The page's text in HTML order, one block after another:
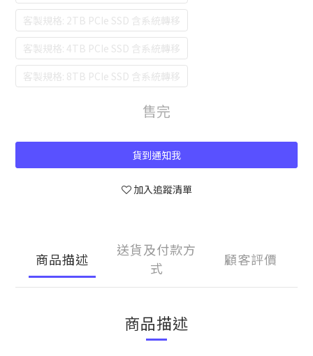
客製規格: 2TB PCIe SSD 含系統轉移
客製規格: 4TB PCIe SSD 含系統轉移
客製規格: 8TB PCIe SSD 含系統轉移
售完
貨到通知我
加入追蹤清單
商品描述
送貨及付款方
式
顧客評價
商品描述